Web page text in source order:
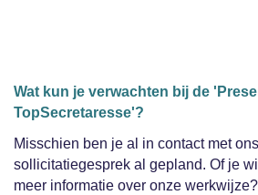
Wat kun je verwachten bij de
TopSecretaresse'?
Misschien ben je al in contact met
sollicitatiegesprek al gepland. Of je
meer informatie over onze